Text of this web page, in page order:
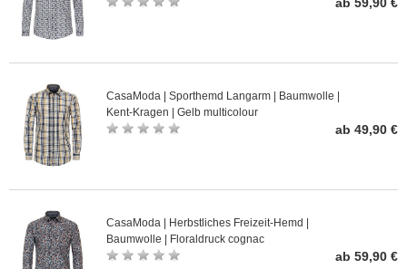
CasaModa | Sporthemd Langarm | Baumwolle |
Kent-Kragen | Gelb multicolour
ab 49,90 €
CasaModa | Herbstliches Freizeit-Hemd |
Baumwolle | Floraldruck cognac
ab 59,90 €